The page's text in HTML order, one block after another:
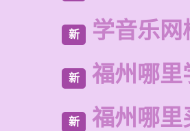
新 学音乐网
新 福州哪里
新 福州哪里